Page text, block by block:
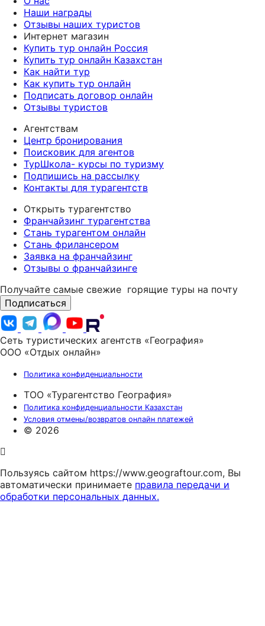
Наши награды
Отзывы наших туристов
Интернет магазин
Купить тур онлайн Россия
Купить тур онлайн Казахстан
Как найти тур
Как купить тур онлайн
Подписать договор онлайн
Отзывы туристов
Агентствам
Центр бронирования
Поисковик для агентов
ТурШкола- курсы по туризму
Подпишись на рассылку
Контакты для турагентств
Открыть турагентство
Франчайзинг турагентства
Стань турагентом онлайн
Стань фрилансером
Заявка на франчайзинг
Отзывы о франчайзинге
Получайте самые свежие горящие туры на почту
Подписаться
Сеть туристических агентств «География»
ООО «Отдых онлайн»
Политика конфиденциальности
ТОО «Турагентство География»
Политика конфиденциальности Казахстан
Условия отмены/возвратов онлайн платежей
© 2026
Пользуясь сайтом https://www.geograftour.com, Вы
автоматически принимаете правила передачи и
обработки персональных данных.